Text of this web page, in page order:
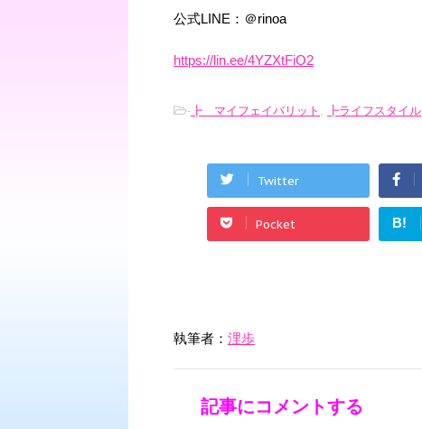
公式LINE：＠rinoa
https://lin.ee/4YZXtFiO2
- ┣ マイフェイバリット ┣ライフスタイル
Twitter
Pocket B!
執筆者： 浬歩
記事にコメントする